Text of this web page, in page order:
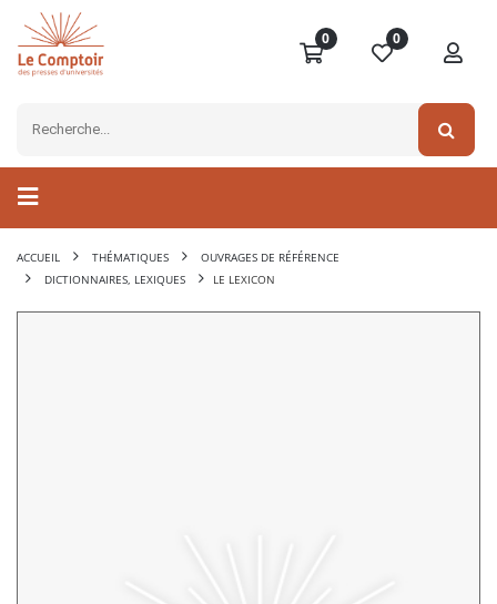
0 0
ACCUEIL THÉMATIQUES
OUVRAGES DE RÉFÉRENCE
DICTIONNAIRES, LEXIQUES
LE LEXICON